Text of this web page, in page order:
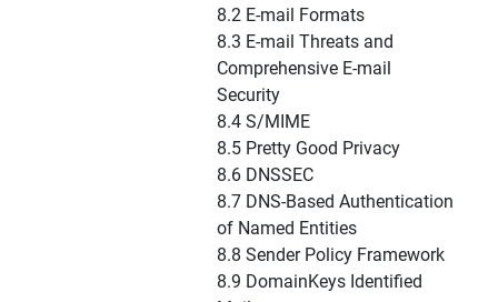
8.2 E-mail Formats
8.3 E-mail Threats and
Comprehensive E-mail
Security
8.4 S/MIME
8.5 Pretty Good Privacy
8.6 DNSSEC
8.7 DNS-Based Authentication
of Named Entities
8.8 Sender Policy Framework
8.9 DomainKeys Identified